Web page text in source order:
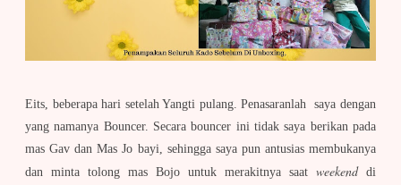
Eits, beberapa hari setelah Yangti pulang. Penasaranlah saya dengan
yang namanya Bouncer. Secara bouncer ini tidak saya berikan pada
mas Gav dan Mas Jo bayi, sehingga saya pun antusias membukanya
dan minta tolong mas Bojo untuk merakitnya saat weekend di